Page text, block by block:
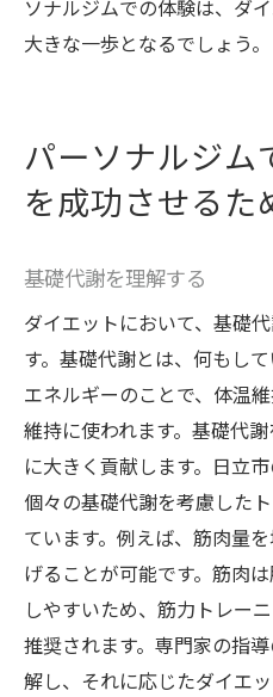
ソナルジムでの体験は、ダ
大きな一歩となるでしょう。
パーソナルジム
を成功させるた
基礎代謝を理解する
ダイエットにおいて、基礎
す。基礎代謝とは、何もし
エネルギーのことで、体温
維持に使われます。基礎代
に大きく貢献します。日立
個々の基礎代謝を考慮した
ています。例えば、筋肉量
げることが可能です。筋肉
しやすいため、筋力トレー
推奨されます。専門家の指
解し、それに応じたダイエ